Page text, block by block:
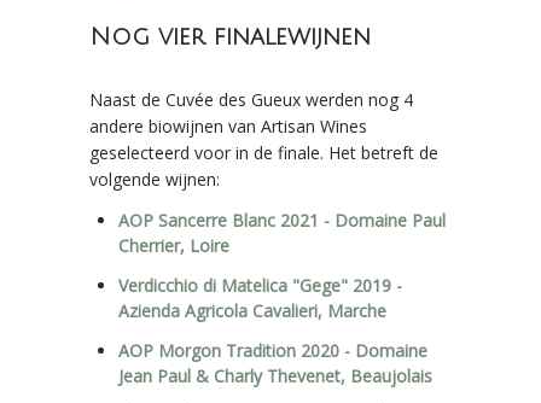
Nog vier finalewijnen
Naast de Cuvée des Gueux werden nog 4
andere biowijnen van Artisan Wines
geselecteerd voor in de finale. Het betreft de
volgende wijnen:
AOP Sancerre Blanc 2021 - Domaine Paul
Cherrier, Loire
Verdicchio di Matelica "Gege" 2019 -
Azienda Agricola Cavalieri, Marche
AOP Morgon Tradition 2020 - Domaine
Jean Paul & Charly Thevenet, Beaujolais